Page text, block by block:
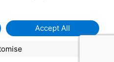
Accept All